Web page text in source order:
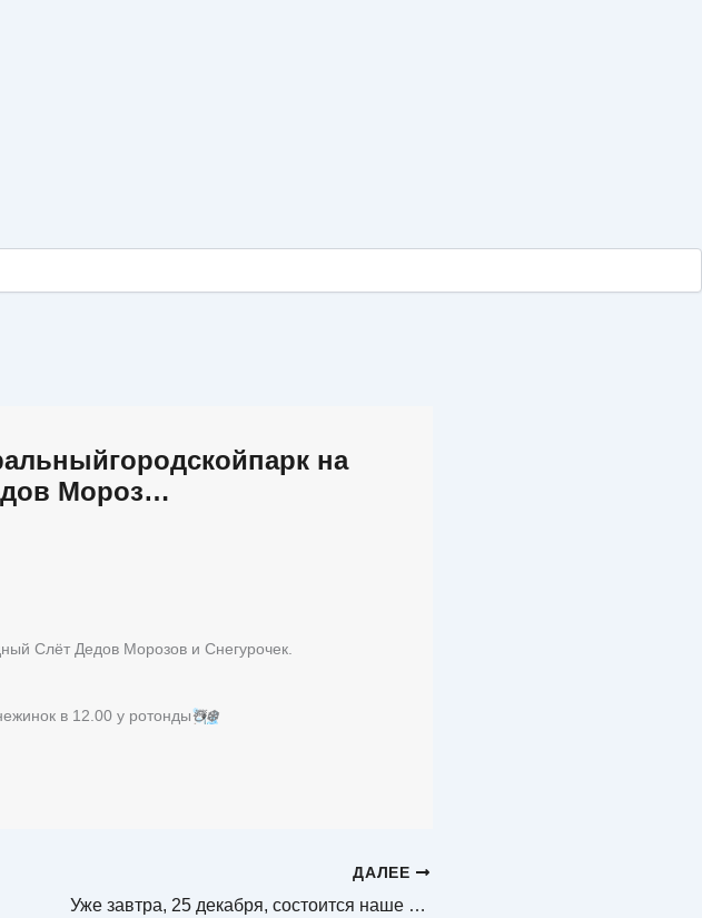
на
Мороз…
Слёт Дедов Морозов и Снегурочек.
в 12.00 у ротонды☃️❄️
ДАЛЕЕ
Уже завтра, 25 декабря, состоится наше традиционное, ежегодное мероприятие — Слё…